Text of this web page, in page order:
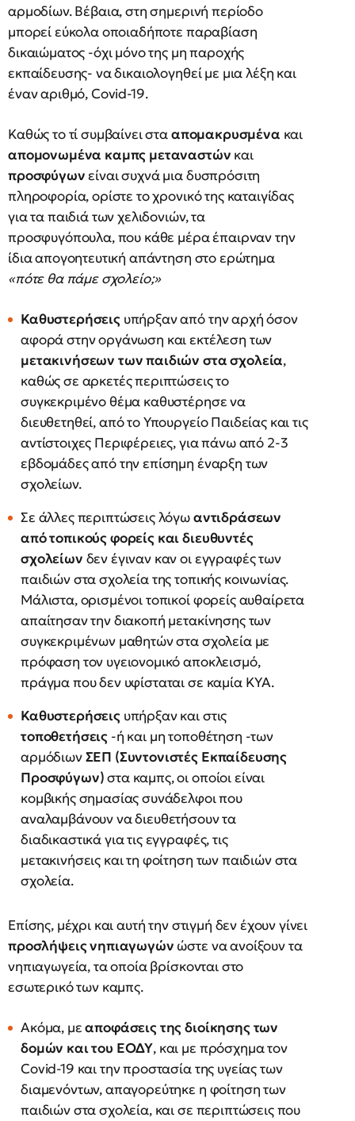
αρμοδίων. Βέβαια, στη σημερινή περίοδο
μπορεί εύκολα οποιαδήποτε παραβίαση
δικαιώματος -όχι μόνο της μη παροχής
εκπαίδευσης- να δικαιολογηθεί με μια λέξη και
έναν αριθμό, Covid-19.
Καθώς το τί συμβαίνει στααπομακρυσμένα και
απομονωμένα καμπς μεταναστών και
προσφύγωνείναι συχνά μια δυσπρόσιτη
πληροφορία, ορίστε το χρονικό της καταιγίδας
για τα παιδιά των χελιδονιών, τα
προσφυγόπουλα, που κάθε μέρα έπαιρναν την
ίδια απογοητευτική απάντηση στο ερώτημα
«πότε θα πάμε σχολείο;»
Καθυστερήσεις υπήρξαν από την αρχή όσον
αφορά στην οργάνωση και εκτέλεση των
μετακινήσεων των παιδιών στα σχολεία,
καθώς σε αρκετές περιπτώσεις το
συγκεκριμένο θέμα καθυστέρησε να
διευθετηθεί, από το Υπουργείο Παιδείας και τις
αντίστοιχες Περιφέρειες, για πάνω από 2-3
εβδομάδες από την επίσημη έναρξη των
σχολείων.
Σε άλλες περιπτώσεις λόγωαντιδράσεων
από τοπικούς φορείς και διευθυντές
σχολείων δεν έγιναν καν οι εγγραφές των
παιδιών στα σχολεία της τοπικής κοινωνίας.
Μάλιστα, ορισμένοι τοπικοί φορείς αυθαίρετα
απαίτησαν την διακοπή μετακίνησης των
συγκεκριμένων μαθητών στα σχολεία με
πρόφαση τον υγειονομικό αποκλεισμό,
πράγμα που δεν υφίσταται σε καμία ΚΥΑ.
Καθυστερήσειςυπήρξαν και στις
τοποθετήσεις -ή και μη τοποθέτηση -των
αρμόδιωνΣΕΠ (Συντονιστές Εκπαίδευσης
Προσφύγων)στα καμπς, οι οποίοι είναι
κομβικής σημασίας συνάδελφοι που
αναλαμβάνουν να διευθετήσουν τα
διαδικαστικά για τις εγγραφές, τις
μετακινήσεις και τη φοίτηση των παιδιών στα
σχολεία.
Επίσης, μέχρι και αυτή την στιγμή δεν έχουν γίνει
προσλήψεις νηπιαγωγών ώστε να ανοίξουν τα
νηπιαγωγεία, τα οποία βρίσκονται στο
εσωτερικό των καμπς.
Ακόμα, μεαποφάσεις της διοίκησης των
δομών και του ΕΟΔΥ, και με πρόσχημα τον
Covid-19 και την προστασία της υγείας των
διαμενόντων, απαγορεύτηκε η φοίτηση των
παιδιών στα σχολεία, και σε περιπτώσεις που